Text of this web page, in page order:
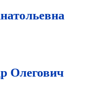
Олегович